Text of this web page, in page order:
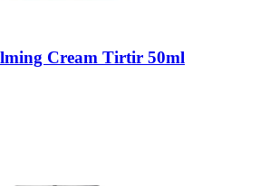
Cream Tirtir 50ml